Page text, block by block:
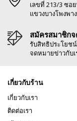
เลขที่ 213/3 ซอ
แขวงบางโพงพา
สมัครสมาชิก
รับสิทธิประโยช
จดหมายข่าวกับเ
เกี่ยวกับร้าน
เกี่ยวกับเรา
ติดต่อเรา